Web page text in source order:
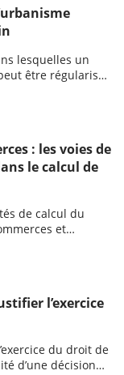
lesquelles un
être régularisé,
: les voies de
le calcul de
de calcul du
et
l’exercice
du droit de
d’une décision